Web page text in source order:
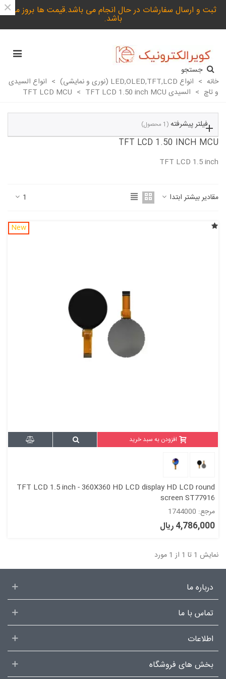
ثبت و ارسال سفارشات در حال انجام می باشد.قیمت ها بروز می
باشد.
×
جستجو
خانه > انواع LED,OLED,TFT,LCD (نوری و نمایشی) > انواع السیدی
و تاچ > السیدی TFT LCD MCU > TFT LCD 1.50 inch MCU
فیلتر پیشرفته (1 محصول)
TFT LCD 1.50 INCH MCU
TFT LCD 1.5 inch
مقادیر بیشتر ابتدا 1
New
افزودن به سبد خرید
TFT LCD 1.5 inch - 360X360 HD LCD display HD LCD round
screen ST77916
مرجع: 1744000
4,786,000 ریال
نمایش 1 تا 1 از 1 مورد
درباره ما
تماس با ما
اطلاعات
بخش های فروشگاه